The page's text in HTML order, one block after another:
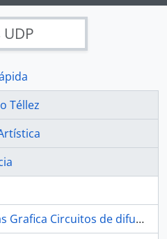
Téllez
Circuitos de difusión de arte. Folleto.